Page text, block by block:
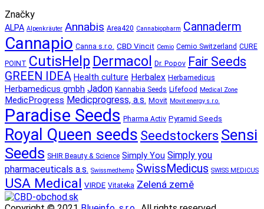
Značky
ALPA Alpenkräuter Annabis Area420 Cannabiopharm Cannaderm
Cannapio Canna s.r.o. CBD Vincit Cemio Cemio Switzerland CURE
POINT CutisHelp Dermacol Dr. Popov Fair Seeds
GREEN IDEA Health culture Herbalex Herbamedicus
Herbamedicus gmbh Jadon Kannabia Seeds Lifefood Medical Zone
MedicProgress Medicprogress, a.s. Movit Movit energy s.r.o.
Paradise Seeds Pharma Activ Pyramid Seeds
Royal Queen seeds Seedstockers Sensi
Seeds SHIR Beauty & Science Simply You Simply you
pharmaceuticals a.s. Swissmedhemp SwissMedicus SWISS MEDICUS
USA Medical VIRDE Vitateka Zelená země